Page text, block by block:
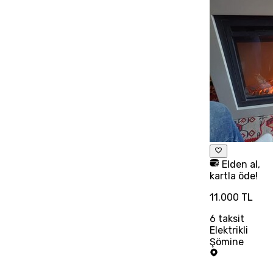
Elden al,
kartla öde!
11.000 TL
6 taksit
Elektrikli
Şömine